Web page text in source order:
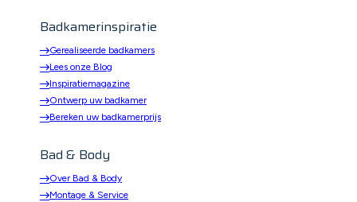
Badkamerinspiratie
Gerealiseerde badkamers
Lees onze Blog
Inspiratiemagazine
Ontwerp uw badkamer
Bereken uw badkamerprijs
Bad & Body
Over Bad & Body
Montage & Service